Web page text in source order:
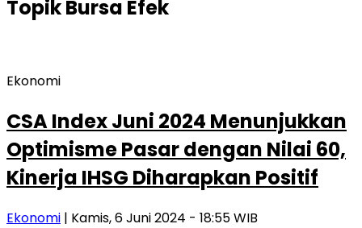
TopikBursa Efek
Ekonomi
CSA Index Juni 2024 Menunjukkan
Optimisme Pasar dengan Nilai 60,
Kinerja IHSG Diharapkan Positif
Ekonomi | Kamis, 6 Juni 2024 - 18:55 WIB